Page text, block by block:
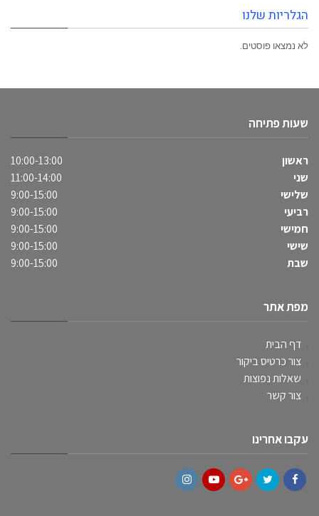
הגלריות שלנו
לא נמצאו פוסטים.
שעות פתיחה
ראשון
10:00-13:00
שני
11:00-14:00
שלישי
9:00-15:00
רביעי
9:00-15:00
חמישי
9:00-15:00
שישי
9:00-15:00
שבת
9:00-15:00
מפת אתר
דף הבית
צור כרטיס ביקור
שאלות נפוצות
צור קשר
עקבו אחרינו